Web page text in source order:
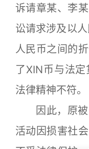
诉请章某、李
讼请求涉及以
人民币之间的
了XIN币与法
法律精神不符。
因此，原被
活动因损害社